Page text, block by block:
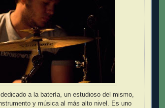
a la batería, un estudioso del mismo,
y música al más alto nivel. Es uno